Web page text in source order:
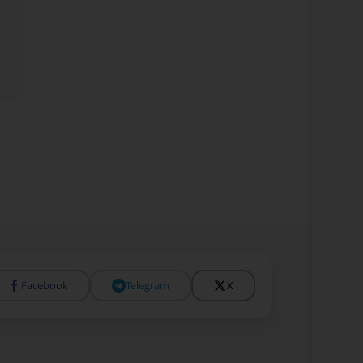
Facebook Telegram X